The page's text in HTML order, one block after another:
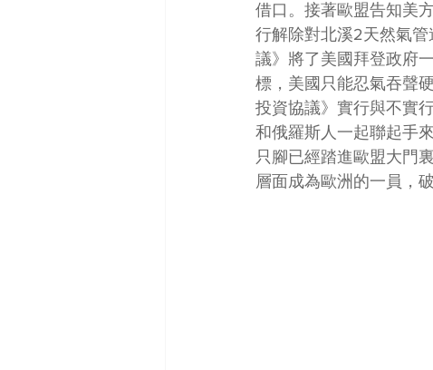
借口。接著歐盟告知美
行解除對北溪2天然氣
議》將了美國拜登政府
標，美國只能忍氣吞聲
投資協議》實行與不實
和俄羅斯人一起聯起手
只腳已經踏進歐盟大門
層面成為歐洲的一員，